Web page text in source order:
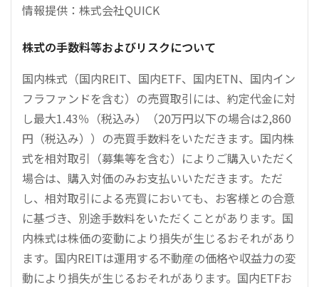
情報提供：株式会社QUICK
株式の手数料等およびリスクについて
国内株式（国内REIT、国内ETF、国内ETN、国内イン
フラファンドを含む）の売買取引には、約定代金に対
し最大1.43％（税込み）（20万円以下の場合は2,860
円（税込み））の売買手数料をいただきます。国内株
式を相対取引（募集等を含む）によりご購入いただく
場合は、購入対価のみお支払いいただきます。ただ
し、相対取引による売買においても、お客様との合意
に基づき、別途手数料をいただくことがあります。国
内株式は株価の変動により損失が生じるおそれがあり
ます。国内REITは運用する不動産の価格や収益力の変
動により損失が生じるおそれがあります。国内ETFお